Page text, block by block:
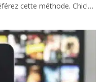
cette méthode. Chic!…